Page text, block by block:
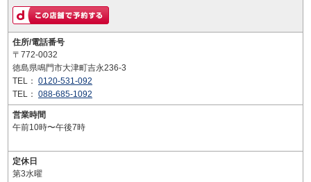
住所/電話番号
〒772-0032
徳島県鳴門市大津町吉永236-3
TEL： 0120-531-092
TEL： 088-685-1092
営業時間
午前10時〜午後7時
定休日
第3水曜